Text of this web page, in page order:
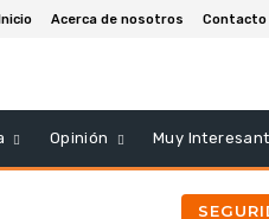
Acerca de nosotros Contacto
Opinión Muy